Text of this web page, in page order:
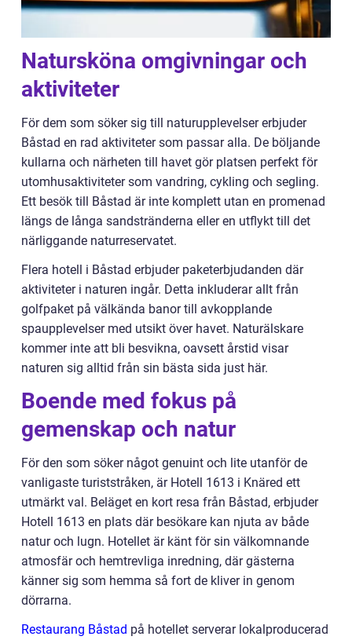
Natursköna omgivningar och
aktiviteter
För dem som söker sig till naturupplevelser erbjuder
Båstad en rad aktiviteter som passar alla. De böljande
kullarna och närheten till havet gör platsen perfekt för
utomhusaktiviteter som vandring, cykling och segling.
Ett besök till Båstad är inte komplett utan en promenad
längs de långa sandstränderna eller en utflykt till det
närliggande naturreservatet.
Flera hotell i Båstad erbjuder paketerbjudanden där
aktiviteter i naturen ingår. Detta inkluderar allt från
golfpaket på välkända banor till avkopplande
spaupplevelser med utsikt över havet. Naturälskare
kommer inte att bli besvikna, oavsett årstid visar
naturen sig alltid från sin bästa sida just här.
Boende med fokus på
gemenskap och natur
För den som söker något genuint och lite utanför de
vanligaste turiststråken, är Hotell 1613 i Knäred ett
utmärkt val. Beläget en kort resa från Båstad, erbjuder
Hotell 1613 en plats där besökare kan njuta av både
natur och lugn. Hotellet är känt för sin välkomnande
atmosfär och hemtrevliga inredning, där gästerna
känner sig som hemma så fort de kliver in genom
dörrarna.
Restaurang Båstad på hotellet serverar lokalproducerad